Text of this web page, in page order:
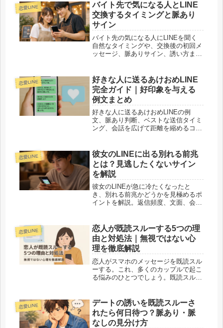
恋愛LINE
バイト先で気になる人とLINE
交換するタイミングと脈あり
サイン
バイト先の気になる人にLINEを聞く
自然なタイミングや、交換後の初回メ
ッセージ、脈ありサイン、誘い方まで
恋愛LINE
好きな人に送るあけおめLINE
完全ガイド｜好印象を与える
例文まとめ
好きな人に送るあけおめLINEの例
文、脈あり判断、ベストな送信タイミ
ング、会話を広げて距離を縮めるコツ
恋愛LINE
彼女のLINEに出る別れる前兆
とは？見逃したくないサイン
を解説
彼女のLINEが急に冷たくなったと
き、別れる前兆かどうかを見極めるポ
イントを解説。返信頻度、文面、会う
す。
恋愛LINE
恋人が既読スルーする5つの理
由と対処法｜無視ではない心
理を徹底解説
恋人がスマホのメッセージを既読スル
ーする。これ、多くのカップルで起こ
る悩みのひとつでしょう。既読スルー
景・状況別の主な５つの理由と、それ
ぞれに合った解決策を詳しく紹介して
います。
恋愛LINE
デートの誘いを既読スルーさ
れたら何日待つ？脈あり・脈
なしの見分け方